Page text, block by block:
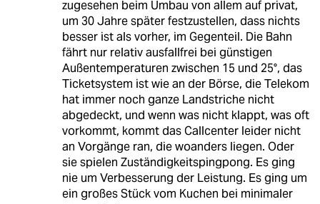
zugesehen beim Umbau von allem auf privat,
um 30 Jahre später festzustellen, dass nichts
besser ist als vorher, im Gegenteil. Die Bahn
fährt nur relativ ausfallfrei bei günstigen
Außentemperaturen zwischen 15 und 25°, das
Ticketsystem ist wie an der Börse, die Telekom
hat immer noch ganze Landstriche nicht
abgedeckt, und wenn was nicht klappt, was oft
vorkommt, kommt das Callcenter leider nicht
an Vorgänge ran, die woanders liegen. Oder
sie spielen Zuständigkeitspingpong. Es ging
nie um Verbesserung der Leistung. Es ging um
ein großes Stück vom Kuchen bei minimaler